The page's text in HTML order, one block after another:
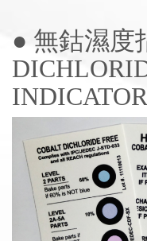
● 無鈷濕度
INDICATOR